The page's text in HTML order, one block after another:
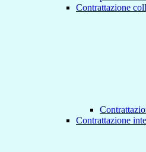
Contrattazione
Contrattazione